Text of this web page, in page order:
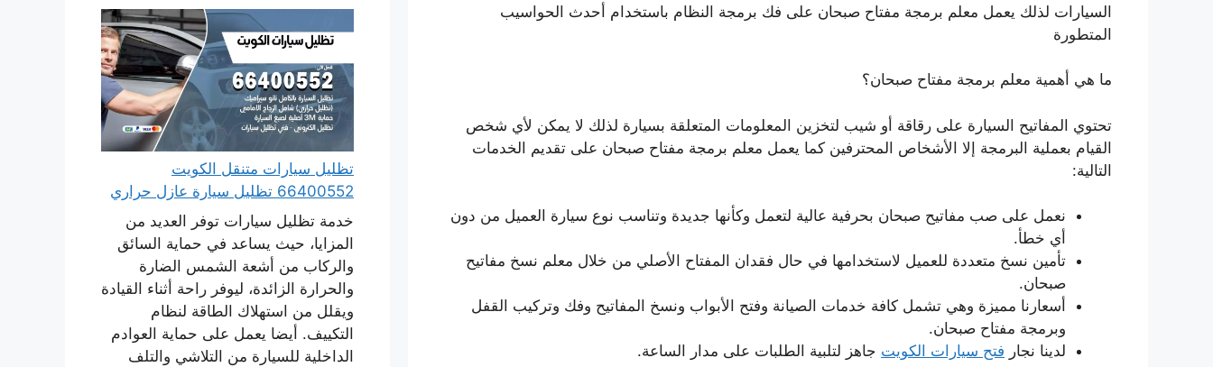
السيارات لذلك يعمل معلم برمجة مفتاح صبحان على فك برمجة النظام باستخدام أحدث الحواسيب
المتطورة
ما هي أهمية معلم برمجة مفتاح صبحان؟
تحتوي المفاتيح السيارة على رقاقة أو شيب لتخزين المعلومات المتعلقة بسيارة لذلك لا يمكن لأي شخص
القيام بعملية البرمجة إلا الأشخاص المحترفين كما يعمل معلم برمجة مفتاح صبحان على تقديم الخدمات
التالية:
نعمل على صب مفاتيح صبحان بحرفية عالية لتعمل وكأنها جديدة وتناسب نوع سيارة العميل من دون
أي خطأ.
تأمين نسخ متعددة للعميل لاستخدامها في حال فقدان المفتاح الأصلي من خلال معلم نسخ مفاتيح
صبحان.
أسعارنا مميزة وهي تشمل كافة خدمات الصيانة وفتح الأبواب ونسخ المفاتيح وفك وتركيب القفل
وبرمجة مفتاح صبحان.
لدينا نجار فتح سيارات الكويت جاهز لتلبية الطلبات على مدار الساعة.
تظليل سيارات متنقل الكويت
66400552 تظليل سيارة عازل حراري
خدمة تظليل سيارات توفر العديد من
المزايا، حيث يساعد في حماية السائق
والركاب من أشعة الشمس الضارة
والحرارة الزائدة، ليوفر راحة أثناء القيادة
ويقلل من استهلاك الطاقة لنظام
التكييف. أيضا يعمل على حماية العوادم
الداخلية للسيارة من التلاشي والتلف